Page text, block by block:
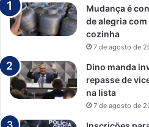
Mudança é
de alegria
cozinha
7 de agosto de
Dino manda
repasse de
na lista
7 de agosto de